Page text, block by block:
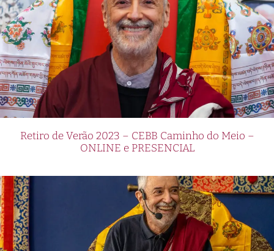
Retiro de Verão 2023 – CEBB Caminho do Meio –
ONLINE e PRESENCIAL